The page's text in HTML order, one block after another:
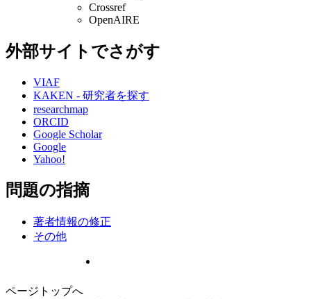
Crossref
OpenAIRE
外部サイトでさがす
VIAF
KAKEN - 研究者を探す
researchmap
ORCID
Google Scholar
Google
Yahoo!
問題の指摘
著者情報の修正
その他
ページトップへ